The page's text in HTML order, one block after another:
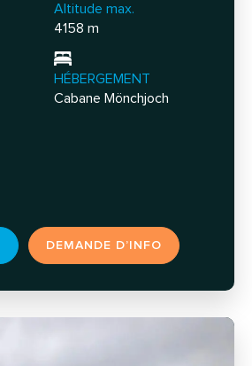
Altitude max.
4158 m
HÉBERGEMENT
Cabane Mönchjoch
DEMANDE D’INFO